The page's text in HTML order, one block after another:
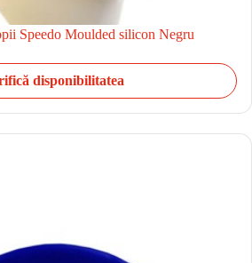
Speedo Moulded silicon Negru
disponibilitatea